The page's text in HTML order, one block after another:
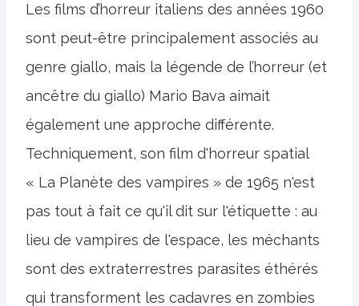
Les films d’horreur italiens des années 1960
sont peut-être principalement associés au
genre giallo, mais la légende de l’horreur (et
ancêtre du giallo) Mario Bava aimait
également une approche différente.
Techniquement, son film d'horreur spatial
« La Planète des vampires » de 1965 n'est
pas tout à fait ce qu'il dit sur l'étiquette : au
lieu de vampires de l'espace, les méchants
sont des extraterrestres parasites éthérés
qui transforment les cadavres en zombies